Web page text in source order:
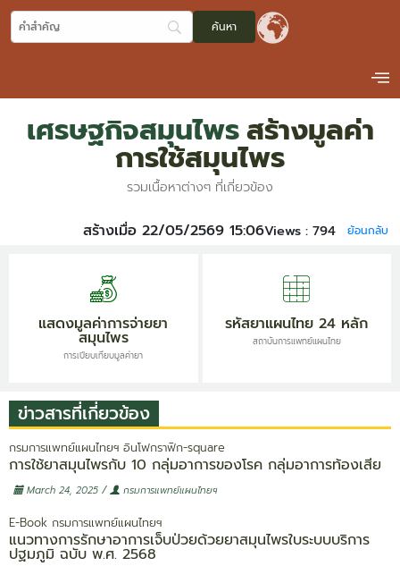
เศรษฐกิจสมุนไพรสร้างมูลค่า
การใช้สมุนไพร
รวมเนื้อหาต่างๆ ที่เกี่ยวข้อง
สร้างเมื่อ 22/05/2569 15:06Views : 794 ย้อนกลับ
แสดงมูลค่าการจ่ายยา
สมุนไพร
การเปียบเทียบมูลค่ายา
รหัสยาแผนไทย 24 หลัก
สถาบันการแพทย์แผนไทย
ข่าวสารที่เกี่ยวข้อง
กรมการแพทย์แผนไทยฯ อินโฟกราฟิก-square
การใช้ยาสมุนไพรกับ 10 กลุ่มอาการของโรค กลุ่มอาการท้องเสีย
March 24, 2025 / กรมการแพทย์แผนไทยฯ
E-Book กรมการแพทย์แผนไทยฯ
แนวทางการรักษาอาการเจ็บป่วยด้วยยาสมุนไพรใบระบบบริการ
ปฐมภูมิ ฉบับ พ.ศ. 2568